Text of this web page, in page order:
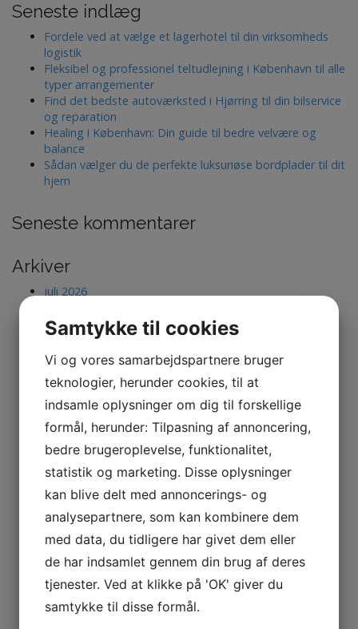
f
Seneste indlæg
Fordele ved at vælge et lagerhotel til din virksomheds
logistik
Fleksibel og professionel teltudlejning i København til alle
typer arrangementer
Find det bedste autoværksted i Hjørring til din bilservice
og reparation
Healing i København: Din guide til bedre velvære og
balance
Sådan vælger du de perfekte luksuriøse bordplader til dit
hjem
Seneste kommentarer
Arkiver
juli 2026
marts 2026
januar 2026
november 2025
september 2025
juli 2025
marts 2025
februar 2025
november 2024
maj 2024
februar 2024
december 2023
november 2023
oktober 2023
september 2023
juli 2023
april 2023
marts 2023
januar 2023
Samtykke til cookies
Vi og vores samarbejdspartnere bruger
teknologier, herunder cookies, til at
indsamle oplysninger om dig til forskellige
formål, herunder: Tilpasning af annoncering,
bedre brugeroplevelse, funktionalitet,
statistik og marketing. Disse oplysninger
kan blive delt med annoncerings- og
analysepartnere, som kan kombinere dem
med data, du tidligere har givet dem eller
de har indsamlet gennem din brug af deres
tjenester. Ved at klikke på 'OK' giver du
samtykke til disse formål.